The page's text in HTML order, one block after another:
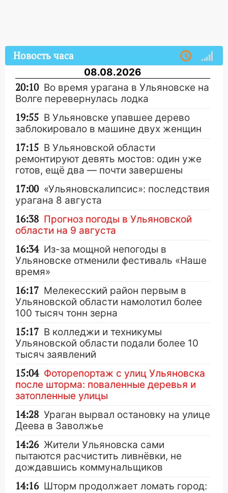
Новость часа
08.08.2026
20:10 Во время урагана в Ульяновске на
Волге перевернулась лодка
19:55 В Ульяновске упавшее дерево
заблокировало в машине двух женщин
17:15 В Ульяновской области
ремонтируют девять мостов: один уже
готов, ещё два — почти завершены
17:00 «Ульяновскалипсис»: последствия
урагана 8 августа
16:38 Прогноз погоды в Ульяновской
области на 9 августа
16:34 Из-за мощной непогоды в
Ульяновске отменили фестиваль «Наше
время»
16:17 Мелекесский район первым в
Ульяновской области намолотил более
100 тысяч тонн зерна
15:17 В колледжи и техникумы
Ульяновской области подали более 10
тысяч заявлений
15:04 Фоторепортаж с улиц Ульяновска
после шторма: поваленные деревья и
затопленные улицы
14:28 Ураган вырвал остановку на улице
Деева в Заволжье
14:26 Жители Ульяновска сами
пытаются расчистить ливнёвки, не
дождавшись коммунальщиков
14:16 Шторм продолжает ломать город: